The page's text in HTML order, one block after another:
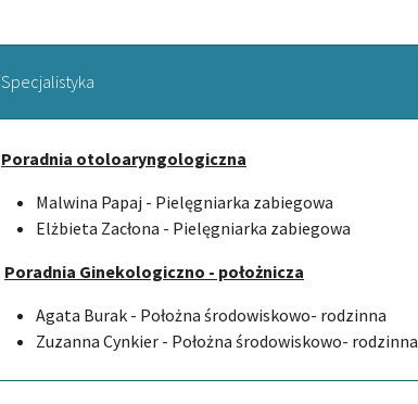
Specjalistyka
Poradnia otoloaryngologiczna
Malwina Papaj - Pielęgniarka zabiegowa
Elżbieta Zacłona - Pielęgniarka zabiegowa
Poradnia Ginekologiczno - położnicza
Agata Burak - Położna środowiskowo- rodzinna
Zuzanna Cynkier - Położna środowiskowo- rodzinna